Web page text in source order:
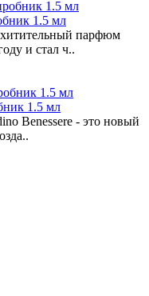
1.5 мл
парфюм
и стал ч..
1.5 мл
Benessere - это новый